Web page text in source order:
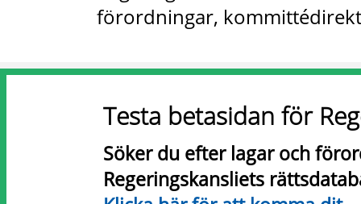
förordningar,
Testa betasidan för
Söker du efter lagar och
Regeringskansliets